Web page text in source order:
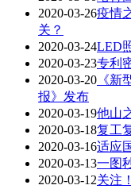
2020-03-26疫情
关？
2020-03-24LED
2020-03-23专利
2020-03-20 《新
报》发布
2020-03-19他山
2020-03-18复工
2020-03-16适应
2020-03-13一图
2020-03-12关注